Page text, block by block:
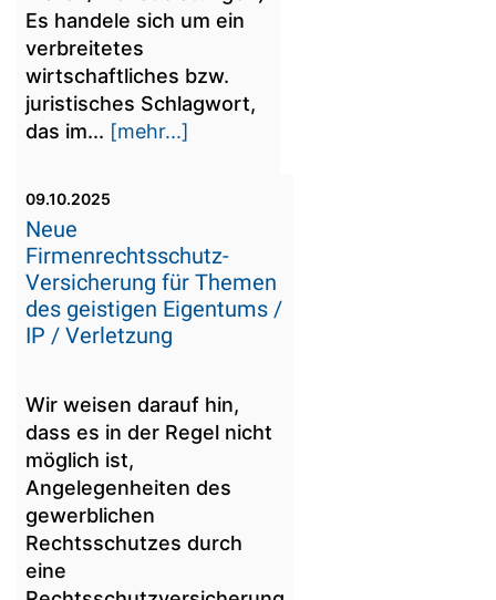
Es handele sich um ein
verbreitetes
wirtschaftliches bzw.
juristisches Schlagwort,
das im... [mehr...]
09.10.2025
Neue
Firmenrechtsschutz-
Versicherung für Themen
des geistigen Eigentums /
IP / Verletzung
Wir weisen darauf hin,
dass es in der Regel nicht
möglich ist,
Angelegenheiten des
gewerblichen
Rechtsschutzes durch
eine